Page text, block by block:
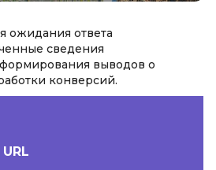
ожидания ответа
сведения
выводов о
конверсий.
URL